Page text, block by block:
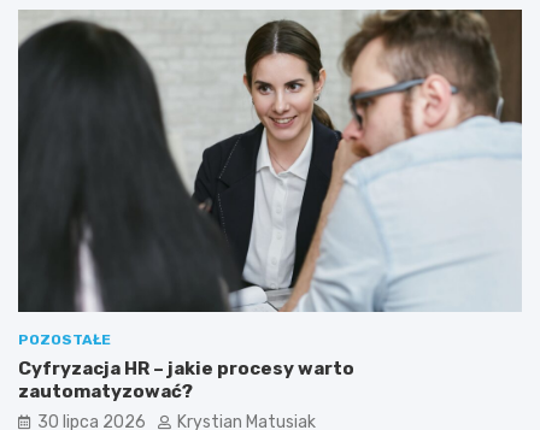
POZOSTAŁE
Cyfryzacja HR – jakie procesy warto
zautomatyzować?
30 lipca 2026 Krystian Matusiak